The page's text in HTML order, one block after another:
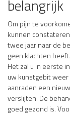
belangrijk
Om pijn te
kunnen
twee jaar naar de
geen klachten
Het zal u in eerste
uw kunstgebit weer
aanraden een
verslijten. De
goed gezond is.